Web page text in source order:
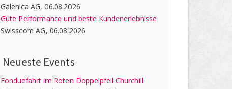
Galenica AG, 06.08.2026
Gute Performance und beste Kundenerlebnisse
Swisscom AG, 06.08.2026
Neueste Events
Fonduefahrt im Roten Doppelpfeil Churchill.